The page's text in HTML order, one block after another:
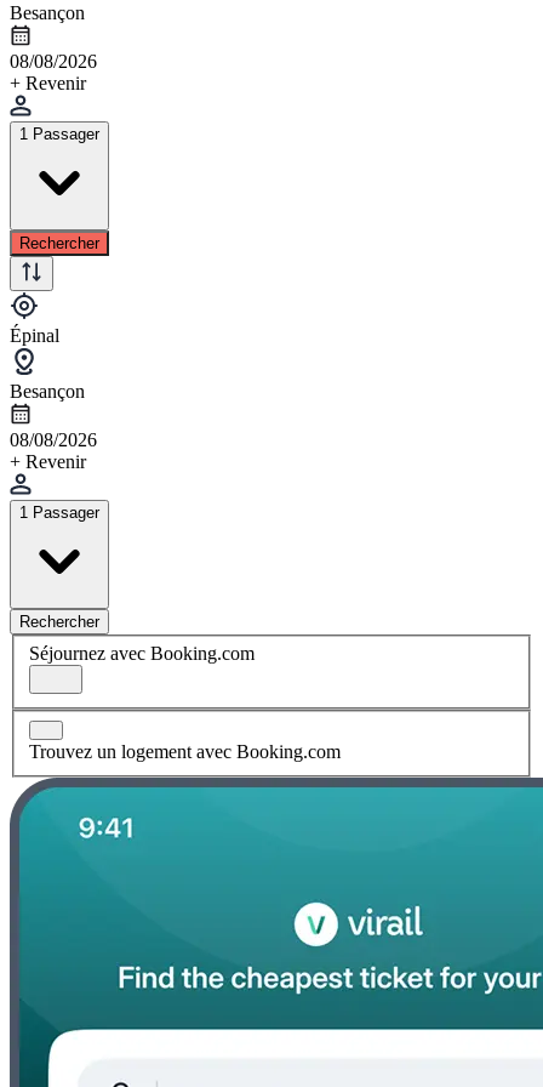
Besançon
08/08/2026
+ Revenir
1 Passager
Rechercher
Épinal
Besançon
08/08/2026
+ Revenir
1 Passager
Rechercher
Séjournez avec Booking.com
Trouvez un logement avec Booking.com